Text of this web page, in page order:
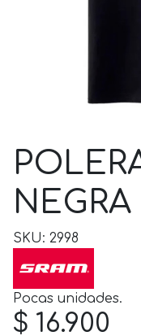
NEGRA
SKU: 2998
Pocas unidades.
$ 16.900